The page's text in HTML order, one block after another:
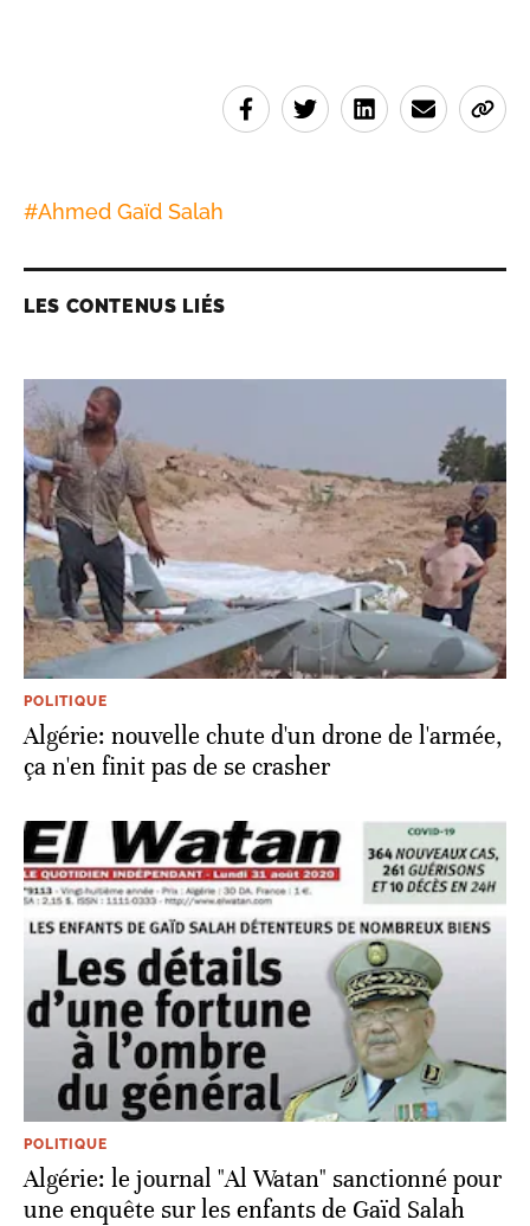
#Ahmed Gaïd Salah
LES CONTENUS LIÉS
POLITIQUE
Algérie: nouvelle chute d'un drone de l'armée,
ça n'en finit pas de se crasher
POLITIQUE
Algérie: le journal "Al Watan" sanctionné pour
une enquête sur les enfants de Gaïd Salah